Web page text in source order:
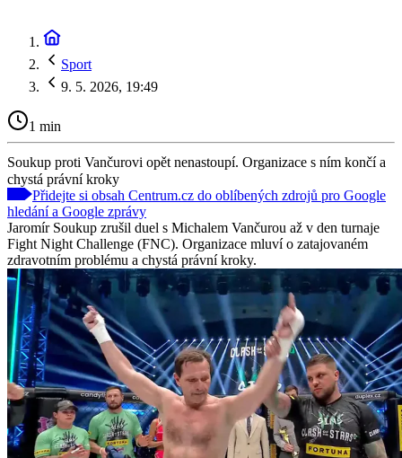
Sport
9. 5. 2026, 19:49
1 min
Soukup proti Vančurovi opět nenastoupí. Organizace s ním končí a
chystá právní kroky
Přidejte si obsah Centrum.cz do oblíbených zdrojů pro Google
hledání a Google zprávy
Jaromír Soukup zrušil duel s Michalem Vančurou až v den turnaje
Fight Night Challenge (FNC). Organizace mluví o zatajovaném
zdravotním problému a chystá právní kroky.